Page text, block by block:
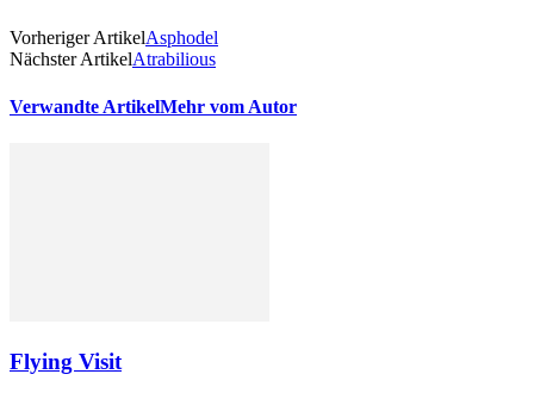
Vorheriger ArtikelAsphodel
Nächster ArtikelAtrabilious
Verwandte ArtikelMehr vom Autor
Flying Visit